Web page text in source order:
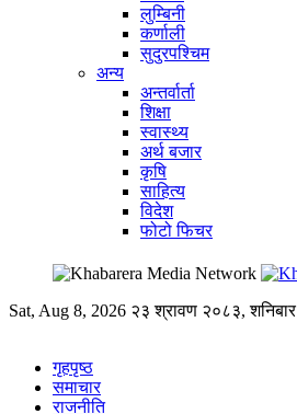
लुम्बिनी
कर्णाली
सुदुरपश्चिम
अन्य
अन्तर्वार्ता
शिक्षा
स्वास्थ्य
अर्थ बजार
कृषि
साहित्य
विदेश
फोटो फिचर
Sat, Aug 8, 2026 २३ श्रावण २०८३, शनिबार
गृहपृष्ठ
समाचार
राजनीति